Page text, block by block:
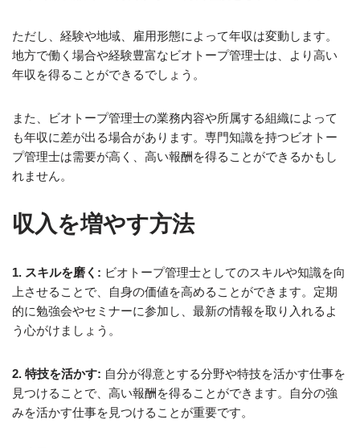
ただし、経験や地域、雇用形態によって年収は変動します。
地方で働く場合や経験豊富なビオトープ管理士は、より高い
年収を得ることができるでしょう。
また、ビオトープ管理士の業務内容や所属する組織によって
も年収に差が出る場合があります。専門知識を持つビオトー
プ管理士は需要が高く、高い報酬を得ることができるかもし
れません。
収入を増やす方法
1. スキルを磨く: ビオトープ管理士としてのスキルや知識を向
上させることで、自身の価値を高めることができます。定期
的に勉強会やセミナーに参加し、最新の情報を取り入れるよ
う心がけましょう。
2. 特技を活かす: 自分が得意とする分野や特技を活かす仕事を
見つけることで、高い報酬を得ることができます。自分の強
みを活かす仕事を見つけることが重要です。